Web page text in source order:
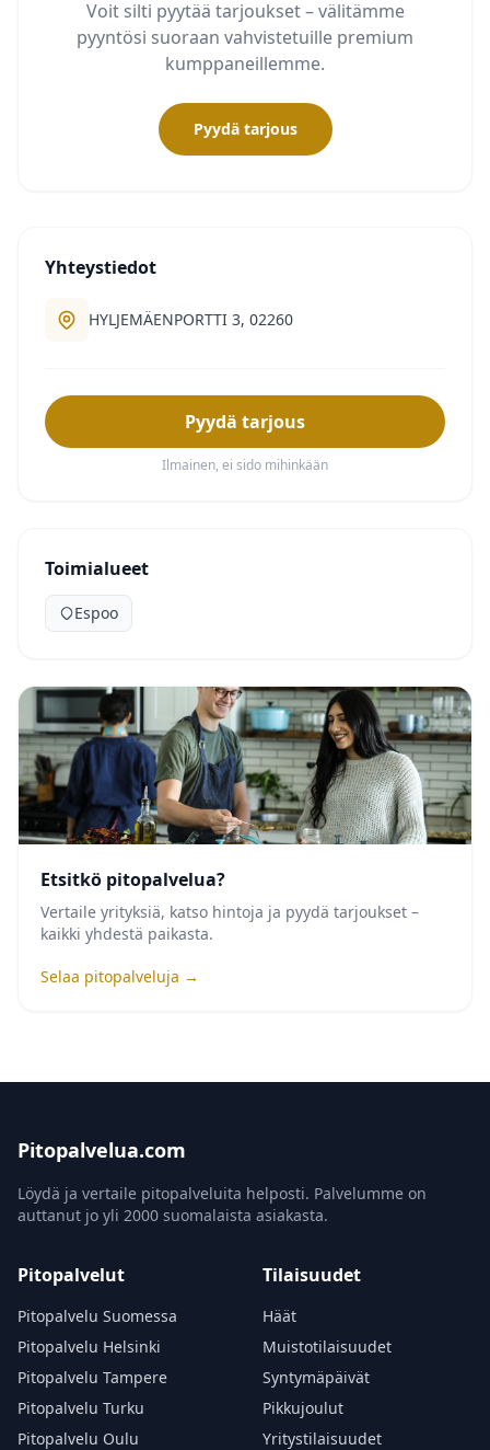
Voit silti pyytää tarjoukset – välitämme
pyyntösi suoraan vahvistetuille premium
kumppaneillemme.
Pyydä tarjous
Yhteystiedot
HYLJEMÄENPORTTI 3, 02260
Pyydä tarjous
Ilmainen, ei sido mihinkään
Toimialueet
Espoo
Etsitkö pitopalvelua?
Vertaile yrityksiä, katso hintoja ja pyydä tarjoukset –
kaikki yhdestä paikasta.
Selaa pitopalveluja →
Pitopalvelua.com
Löydä ja vertaile pitopalveluita helposti. Palvelumme on
auttanut jo yli 2000 suomalaista asiakasta.
Pitopalvelut
Pitopalvelu Suomessa
Pitopalvelu Helsinki
Pitopalvelu Tampere
Pitopalvelu Turku
Pitopalvelu Oulu
Tilaisuudet
Häät
Muistotilaisuudet
Syntymäpäivät
Pikkujoulut
Yritystilaisuudet